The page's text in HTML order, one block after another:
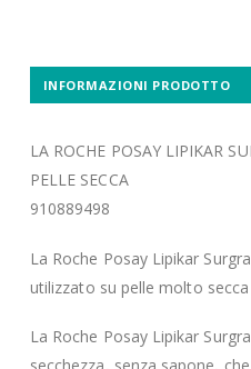
INFORMAZIONI PRODOTTO
LA ROCHE POSAY LIPIKAR
PELLE SECCA
910889498
La Roche Posay Lipikar
utilizzato su pelle molto
La Roche Posay Lipikar